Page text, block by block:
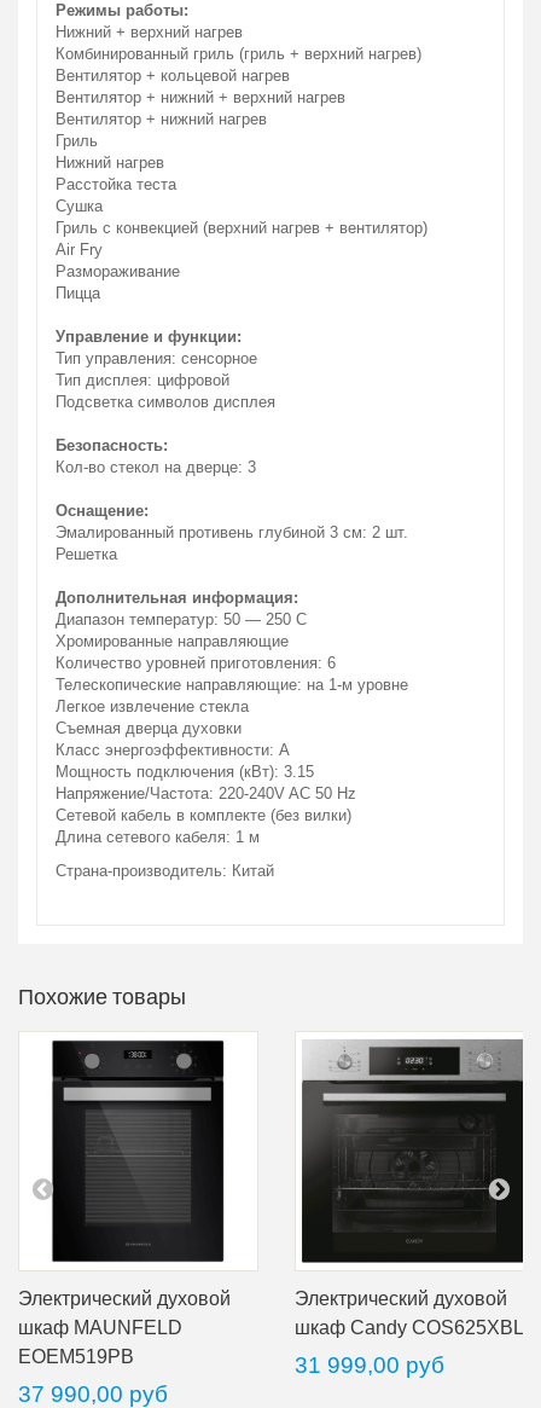
Режимы работы:
Нижний + верхний нагрев
Комбинированный гриль (гриль + верхний нагрев)
Вентилятор + кольцевой нагрев
Вентилятор + нижний + верхний нагрев
Вентилятор + нижний нагрев
Гриль
Нижний нагрев
Расстойка теста
Сушка
Гриль с конвекцией (верхний нагрев + вентилятор)
Air Fry
Размораживание
Пицца
Управление и функции:
Тип управления: cенсорное
Тип дисплея: цифровой
Подсветка символов дисплея
Безопасность:
Кол-во стекол на дверце: 3
Оснащение:
Эмалированный противень глубиной 3 см: 2 шт.
Решетка
Дополнительная информация:
Диапазон температур: 50 — 250 С
Хромированные направляющие
Количество уровней приготовления: 6
Телескопические направляющие: на 1-м уровне
Легкое извлечение стекла
Съемная дверца духовки
Класс энергоэффективности: A
Мощность подключения (кВт): 3.15
Напряжение/Частота: 220-240V AC 50 Hz
Сетевой кабель в комплекте (без вилки)
Длина сетевого кабеля: 1 м
Страна-производитель: Китай
Похожие товары
Электрический духовой
шкаф MAUNFELD
EOEM519PB
37 990,00 руб
Электрический духовой
шкаф Candy COS625XBL
31 999,00 руб